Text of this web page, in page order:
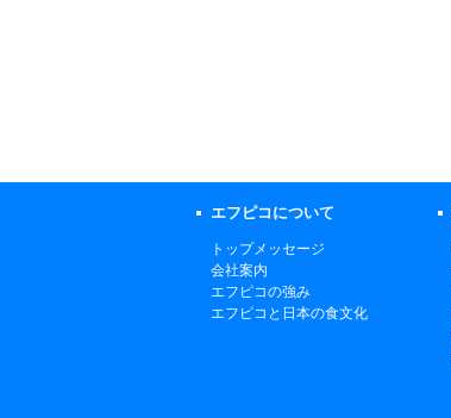
エフピコについて
トップメッセージ
会社案内
エフピコの強み
エフピコと日本の食文化